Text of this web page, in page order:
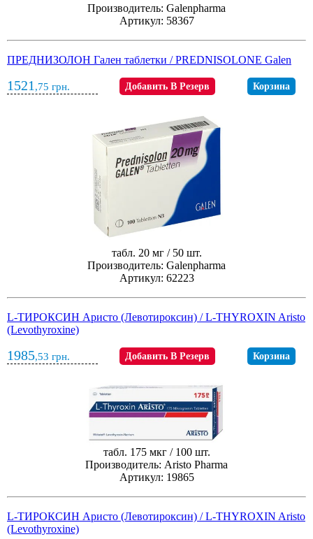
Производитель: Galenpharma
Артикул: 58367
ПРЕДНИЗОЛОН Гален таблетки / PREDNISOLONE Galen
1521 ,75 грн. Добавить В Резерв Корзина
табл. 20 мг / 50 шт.
Производитель: Galenpharma
Артикул: 62223
L-ТИРОКСИН Аристо (Левотироксин) / L-THYROXIN Aristo
(Levothyroxine)
1985,53 грн. Добавить В Резерв Корзина
табл. 175 мкг / 100 шт.
Производитель: Aristo Pharma
Артикул: 19865
L-ТИРОКСИН Аристо (Левотироксин) / L-THYROXIN Aristo
(Levothyroxine)